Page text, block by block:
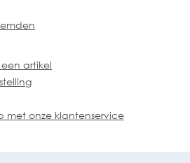
artikel
met onze klantenservice